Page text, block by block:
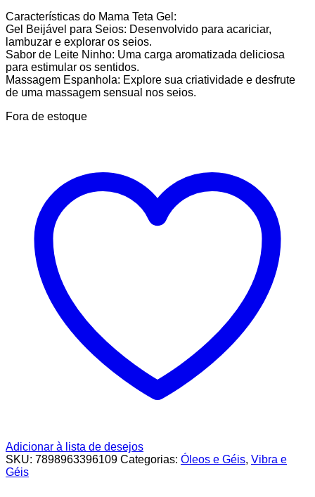
Características do Mama Teta Gel:
Gel Beijável para Seios: Desenvolvido para acariciar,
lambuzar e explorar os seios.
Sabor de Leite Ninho: Uma carga aromatizada deliciosa
para estimular os sentidos.
Massagem Espanhola: Explore sua criatividade e desfrute
de uma massagem sensual nos seios.
Fora de estoque
Adicionar à lista de desejos
SKU: 7898963396109 Categorias: Óleos e Géis, Vibra e
Géis